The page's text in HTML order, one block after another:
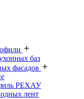
баз
фасадов
РЕХАУ
лент